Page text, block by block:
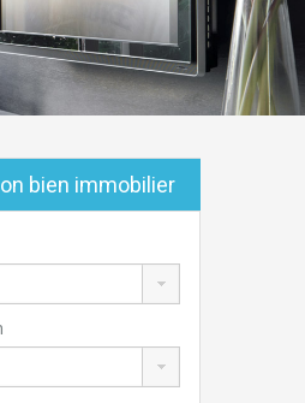
bien immobilier